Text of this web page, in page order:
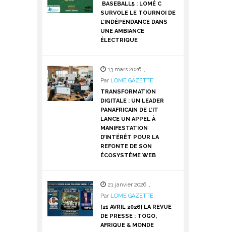
BASEBALL5 : LOMÉ C
SURVOLE LE TOURNOI DE
L’INDÉPENDANCE DANS
UNE AMBIANCE
ÉLECTRIQUE
13 mars 2026 ,
Par LOME GAZETTE
TRANSFORMATION
DIGITALE : UN LEADER
PANAFRICAIN DE L’IT
LANCE UN APPEL À
MANIFESTATION
D’INTÉRÊT POUR LA
REFONTE DE SON
ÉCOSYSTÈME WEB
21 janvier 2026 ,
Par LOME GAZETTE
[21 AVRIL 2026] LA REVUE
DE PRESSE : TOGO,
AFRIQUE & MONDE